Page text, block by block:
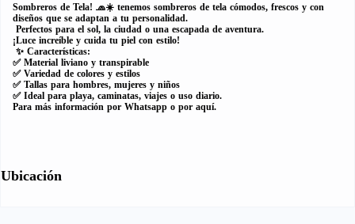
Sombreros de Tela! 🧢☀️ tenemos sombreros de tela cómodos, frescos y con
diseños que se adaptan a tu personalidad.
Perfectos para el sol, la ciudad o una escapada de aventura.
¡Luce increíble y cuida tu piel con estilo!
✨ Características:
✅ Material liviano y transpirable
✅ Variedad de colores y estilos
✅ Tallas para hombres, mujeres y niños
✅ Ideal para playa, caminatas, viajes o uso diario.
Para más información por Whatsapp o por aquí.
Ubicación